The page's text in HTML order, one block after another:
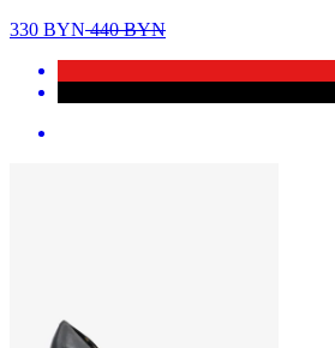
330 BYN440BYN